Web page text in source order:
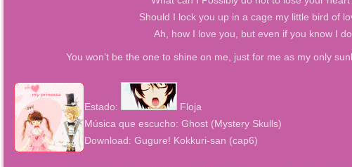
Should I lock you up in a cage my little bird of
Ah, how I love you, but even if you know I do
You won’t be the one to shine on me, just for me as my only
Estado:
Floja
Música que escucho: Ghost (Mystery Skulls)
Download: Gugure! Kokkuri-san (cap6)